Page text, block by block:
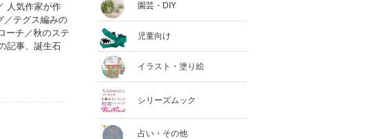
人気作家が作
／テグス編みの
ーチ／秋のステ
記事、誕生石
園芸・DIY
児童向け
イラスト・塗り絵
シリーズムック
占い・その他